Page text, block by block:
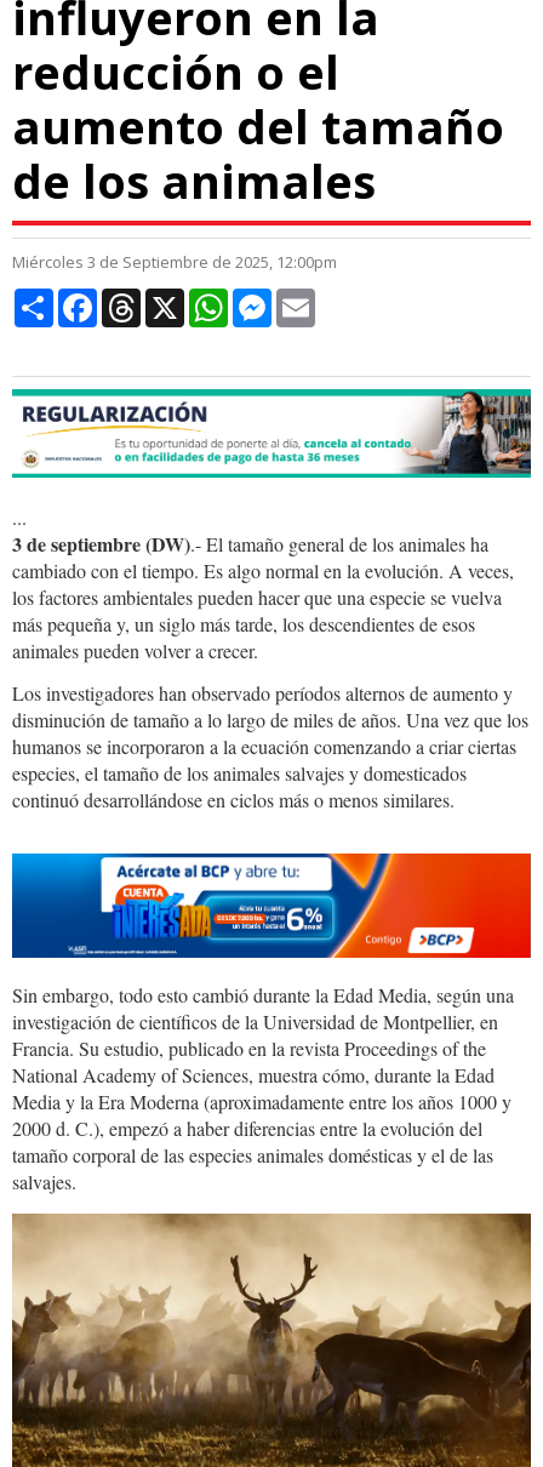
influyeron en la
reducción o el
aumento del tamaño
de los animales
Miércoles 3 de Septiembre de 2025, 12:00pm
CompartirFacebookThreads
X WhatsAppMessenger
...
3 de septiembre (DW).- El tamaño general de los animales ha
cambiado con el tiempo. Es algo normal en la evolución. A veces,
los factores ambientales pueden hacer que una especie se vuelva
más pequeña y, un siglo más tarde, los descendientes de esos
animales pueden volver a crecer.
Los investigadores han observado períodos alternos de aumento y
disminución de tamaño a lo largo de miles de años. Una vez que los
humanos se incorporaron a la ecuación comenzando a criar ciertas
especies, el tamaño de los animales salvajes y domesticados
continuó desarrollándose en ciclos más o menos similares.
Sin embargo, todo esto cambió durante la Edad Media, según una
investigación de científicos de la Universidad de Montpellier, en
Francia. Su estudio, publicado en la revista Proceedings of the
National Academy of Sciences, muestra cómo, durante la Edad
Media y la Era Moderna (aproximadamente entre los años 1000 y
2000 d. C.), empezó a haber diferencias entre la evolución del
tamaño corporal de las especies animales domésticas y el de las
salvajes.
ciervos.PNG